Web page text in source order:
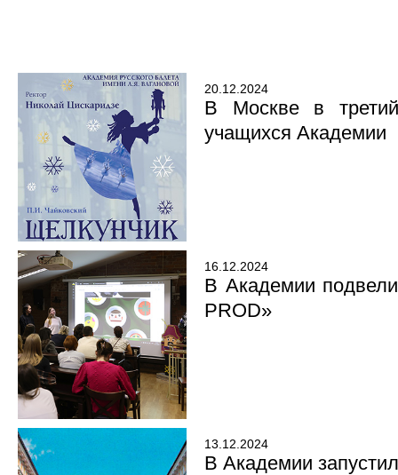
20.12.2024
В Москве в
учащихся Академии
16.12.2024
В Академии
PROD»
13.12.2024
В Академии